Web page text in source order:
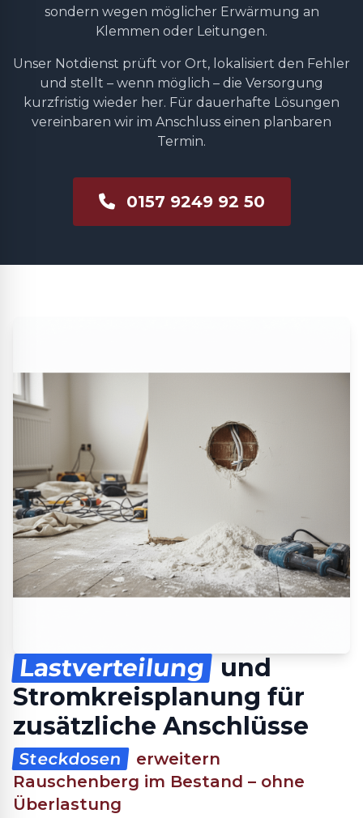
sondern wegen möglicher Erwärmung an
Klemmen oder Leitungen.
Unser Notdienst prüft vor Ort, lokalisiert den Fehler
und stellt – wenn möglich – die Versorgung
kurzfristig wieder her. Für dauerhafte Lösungen
vereinbaren wir im Anschluss einen planbaren
Termin.
0157 9249 92 50
Lastverteilung
und
Stromkreisplanung für
zusätzliche Anschlüsse
Steckdosen
erweitern
Rauschenberg im Bestand – ohne
Überlastung